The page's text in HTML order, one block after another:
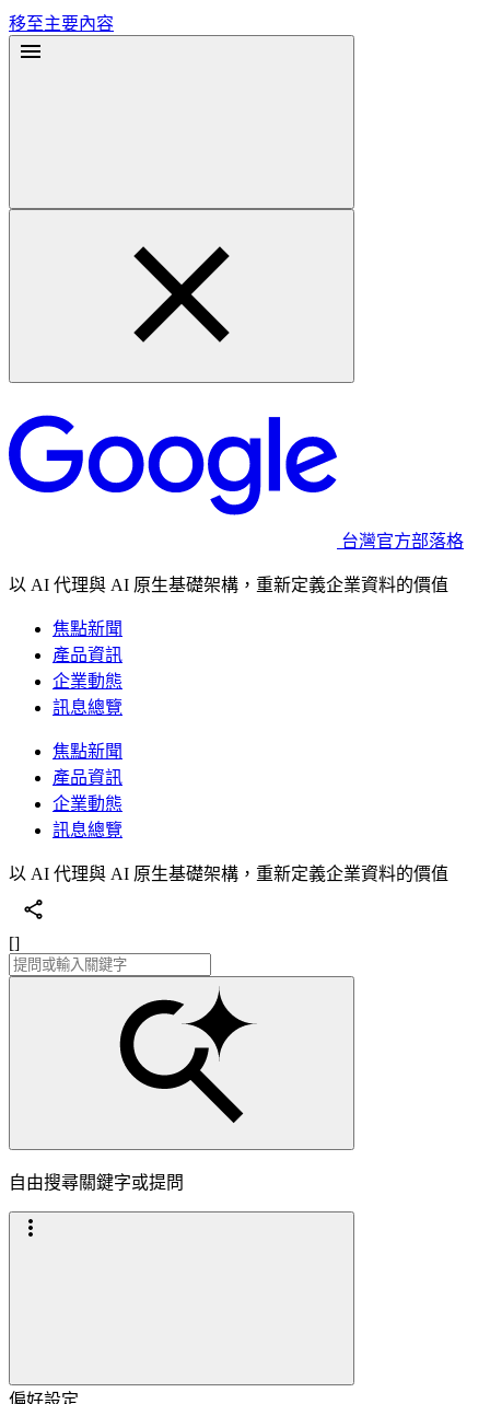
移至主要內容
台灣官方部落格
以 AI 代理與 AI 原生基礎架構，重新定義企業資料的價值
焦點新聞
產品資訊
企業動態
訊息總覽
焦點新聞
產品資訊
企業動態
訊息總覽
以 AI 代理與 AI 原生基礎架構，重新定義企業資料的價值
[]
自由搜尋關鍵字或提問
偏好設定